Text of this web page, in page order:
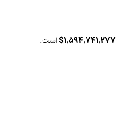
1,594,741,277$ است.